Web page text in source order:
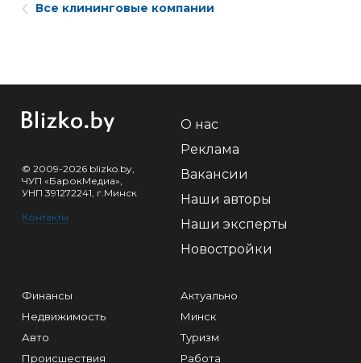
Все клининговые компании
© 2009-2026 blizko.by,
ЧУП «БарокМедиа»,
УНП 391272241, г.Минск
Контакты
О нас
Реклама
Вакансии
Наши авторы
Наши эксперты
Новостройки
Финансы
Недвижимость
Авто
Происшествия
Актуально
Минск
Туризм
Работа